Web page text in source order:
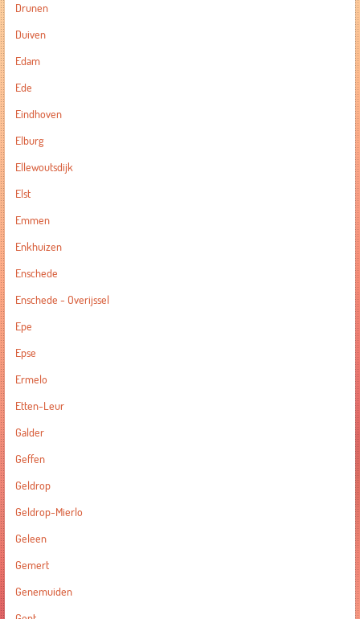
Drunen
Duiven
Edam
Ede
Eindhoven
Elburg
Ellewoutsdijk
Elst
Emmen
Enkhuizen
Enschede
Enschede - Overijssel
Epe
Epse
Ermelo
Etten-Leur
Galder
Geffen
Geldrop
Geldrop-Mierlo
Geleen
Gemert
Genemuiden